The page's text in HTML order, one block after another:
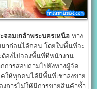
จอมเกล้าพระนครเหนือ ทาง
มาก่อนได้ก่อน โดยในพื้นที่จะ
องไปจองพื้นที่ที่หน้างาน
การสอบถามไปยังทางผู้จัด
ให้ทุกคนได้มีพื้นที่เช่าลงขาย
งการไม่ให้มีการขายสินค้าซ้ำ